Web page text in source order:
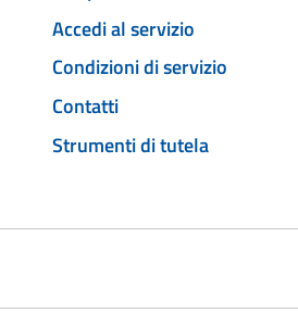
Accedi al servizio
Condizioni di servizio
Contatti
Strumenti di tutela